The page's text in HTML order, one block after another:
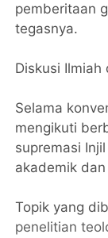
pemberitaan
tegasnya.
Diskusi Ilmiah
Selama
mengikuti
supremasi
akademik
Topik yang
penelitian